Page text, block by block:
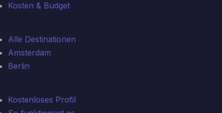
Kosten & Budget
Alle Destinationen
Amsterdam
Berlin
Kostenloses Profil